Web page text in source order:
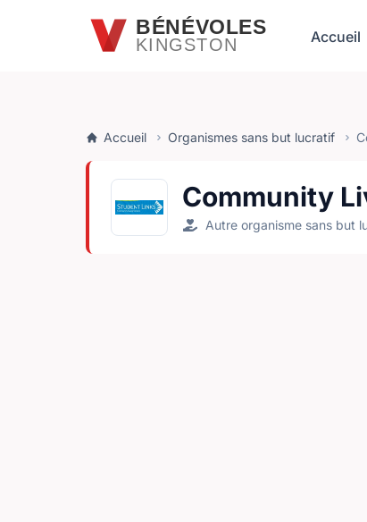
Passer au contenu principalBÉNÉVOLES
KINGSTON Accueil
Accueil Organismes sans but lucratif
Community
Autre organisme sans but